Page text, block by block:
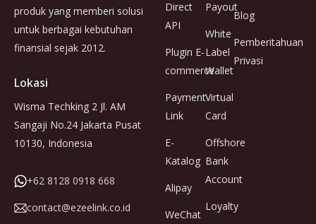
produk yang memberi solusi
untuk berbagai kebutuhan
finansial sejak 2012.
Lokasi
Wisma Techking 2 Jl. AM
Sangaji No.24 Jakarta Pusat
10130, Indonesia
+62 8128 0918 668
contact@ezeelink.co.id
Direct
API
Plugin E-
commerce
Payment
Link
E-
Katalog
Alipay
WeChat
Payout
White
Label
Wallet
Virtual
Card
Offshore
Bank
Account
Loyalty
Blog
Pemberitahuan
Privasi